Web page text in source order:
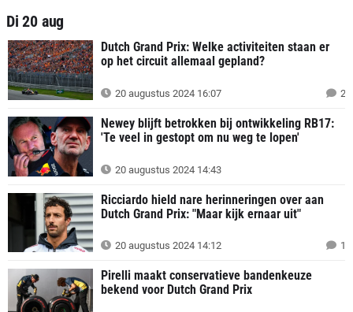
Di 20 aug
Dutch Grand Prix: Welke activiteiten staan er
op het circuit allemaal gepland?
20 augustus 2024 16:07 2
Newey blijft betrokken bij ontwikkeling RB17:
'Te veel in gestopt om nu weg te lopen'
20 augustus 2024 14:43
Ricciardo hield nare herinneringen over aan
Dutch Grand Prix: "Maar kijk ernaar uit"
20 augustus 2024 14:12 1
Pirelli maakt conservatieve bandenkeuze
bekend voor Dutch Grand Prix